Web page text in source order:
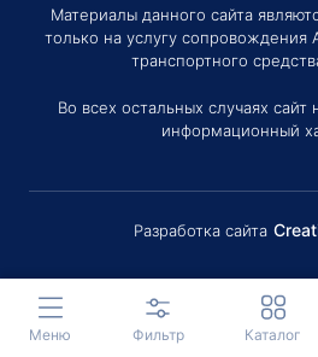
Материалы данного сайта
только на услугу сопровождения
транспортного
Во всех остальных случаях сайт
информационный
Разработка сайта
Меню Фильтр Каталог
вопросы
условия
задать их мне